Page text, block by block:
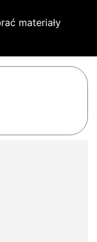
materiały